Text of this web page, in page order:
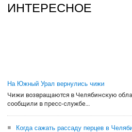
ИНТЕРЕСНОЕ
На Южный Урал вернулись чижи
Чижи возвращаются в Челябинскую
сообщили в пресс-службе...
Когда сажать рассаду перцев в